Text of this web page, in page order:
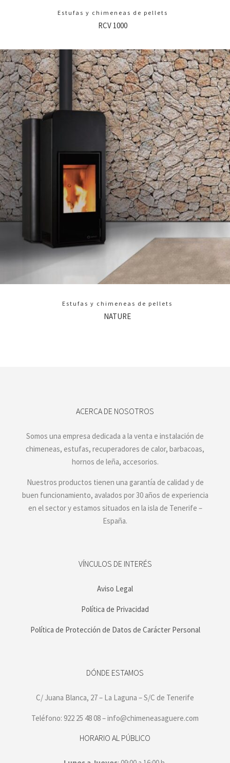
Estufas y chimeneas de pellets
RCV 1000
Estufas y chimeneas de pellets
NATURE
ACERCA DE NOSOTROS
Somos una empresa dedicada a la venta e instalación de
chimeneas, estufas, recuperadores de calor, barbacoas,
hornos de leña, accesorios.
Nuestros productos tienen una garantía de calidad y de
buen funcionamiento, avalados por 30 años de experiencia
en el sector y estamos situados en la isla de Tenerife –
España.
VÍNCULOS DE INTERÉS
Aviso Legal
Política de Privacidad
Política de Protección de Datos de Carácter Personal
DÓNDE ESTAMOS
C/ Juana Blanca, 27 – La Laguna – S/C de Tenerife
Teléfono: 922 25 48 08 – info@chimeneasaguere.com
HORARIO AL PÚBLICO